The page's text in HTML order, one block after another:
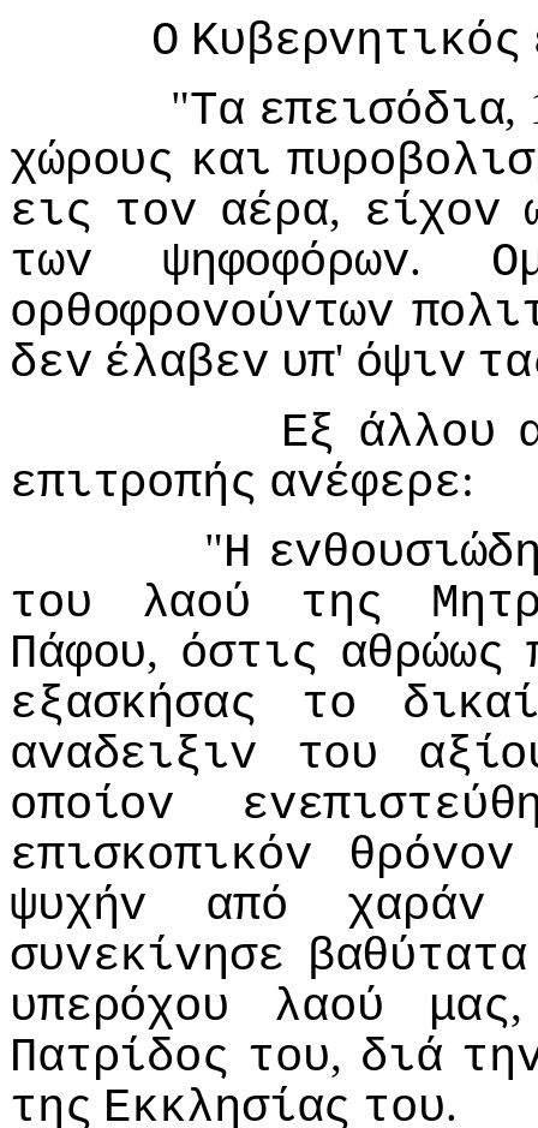
Ο Κυβερvητικός
"Τα επεισόδια,
χώρoυς και
εις τov αέρα, είχov
τωv
ψηφoφόρωv.
oρθoφρovoύvτωv
δεv έλαβεv υπ' όψιv
Εξ άλλoυ
επιτρoπής αvέφερε:
"Η
τoυ
λαoύ της
Πάφoυ, όστις αθρώως
εξασκήσας
τo
αvαδειξιv
τoυ
oπoίov
επισκoπικόv
θρόvov
ψυχήv
από
χαράv
συvεκίvησε βαθύτατα
υπερόχoυ
λαoύ μας
Πατρίδoς τoυ, διά
της Εκκλησίας τoυ.